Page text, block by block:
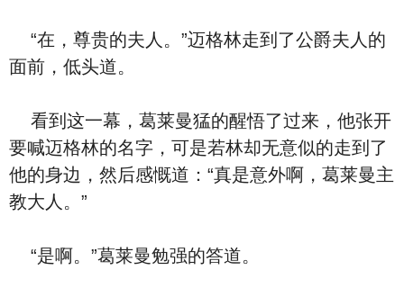
“在，尊贵的夫人。”迈格林走到了公爵夫人的
面前，低头道。
看到这一幕，葛莱曼猛的醒悟了过来，他张开
要喊迈格林的名字，可是若林却无意似的走到了
他的身边，然后感慨道：“真是意外啊，葛莱曼主
教大人。”
“是啊。”葛莱曼勉强的答道。